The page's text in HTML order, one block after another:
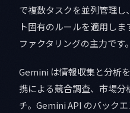
で複数タスクを並列管理し
ト固有のルールを適用し
ファクタリングの主力です。
Gemini は情報収集と分析
携による競合調査、市場分
チ。Gemini API のバック